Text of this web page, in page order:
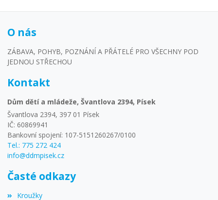
O nás
ZÁBAVA, POHYB, POZNÁNÍ A PŘÁTELÉ PRO VŠECHNY POD
JEDNOU STŘECHOU
Kontakt
Dům dětí a mládeže, Švantlova 2394, Písek
Švantlova 2394, 397 01 Písek
IČ: 60869941
Bankovní spojení: 107-5151260267/0100
Tel.: 775 272 424
info@ddmpisek.cz
Časté odkazy
Kroužky